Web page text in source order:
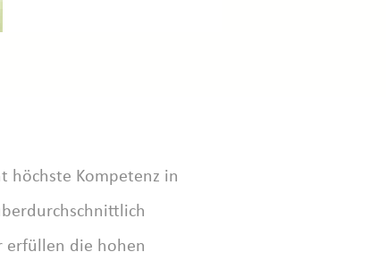
höchste Kompetenz in
erfüllen die hohen